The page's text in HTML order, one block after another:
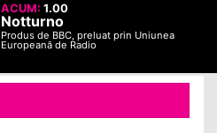
ACUM:1.00
Notturno
Produs de BBC, preluat prin Uniunea
Europeană de Radio